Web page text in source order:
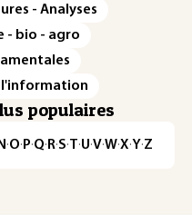
- Analyses
- bio - agro
l'information
populaires
N ·O· P·Q· R·S·T·U·V·W·X·Y·Z